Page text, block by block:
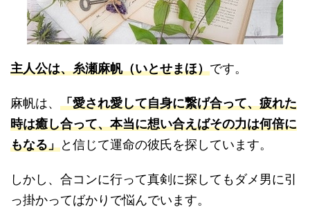
主人公は、糸瀬麻帆（いとせまほ）です。
麻帆は、 「愛され愛して自身に繋げ合って、疲れた
時は癒し合って、本当に想い合えばその力は何倍に
もなる」と信じて運命の彼氏を探しています。
しかし、合コンに行って真剣に探してもダメ男に引
っ掛かってばかりで悩んでいます。